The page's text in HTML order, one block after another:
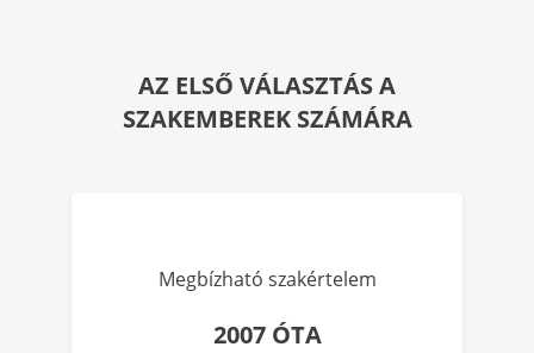
AZ ELSŐ VÁLASZTÁS A
SZAKEMBEREK SZÁMÁRA
Megbízható szakértelem
2007 ÓTA